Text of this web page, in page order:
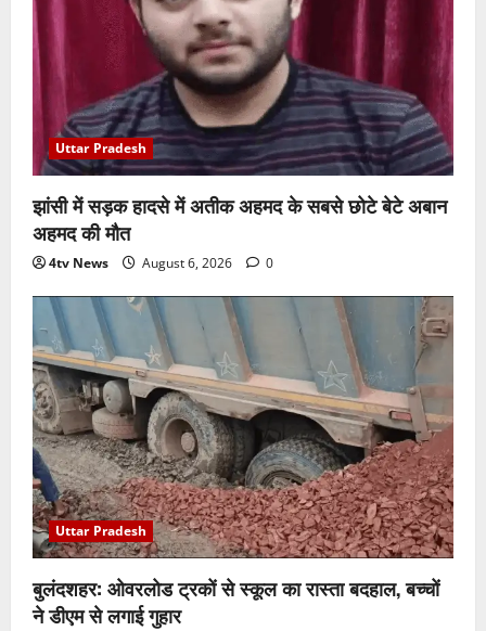
Uttar Pradesh
झांसी में सड़क हादसे में अतीक अहमद के सबसे छोटे बेटे अबान
अहमद की मौत
4tv News August 6, 2026 0
Uttar Pradesh
बुलंदशहर: ओवरलोड ट्रकों से स्कूल का रास्ता बदहाल, बच्चों
ने डीएम से लगाई गुहार